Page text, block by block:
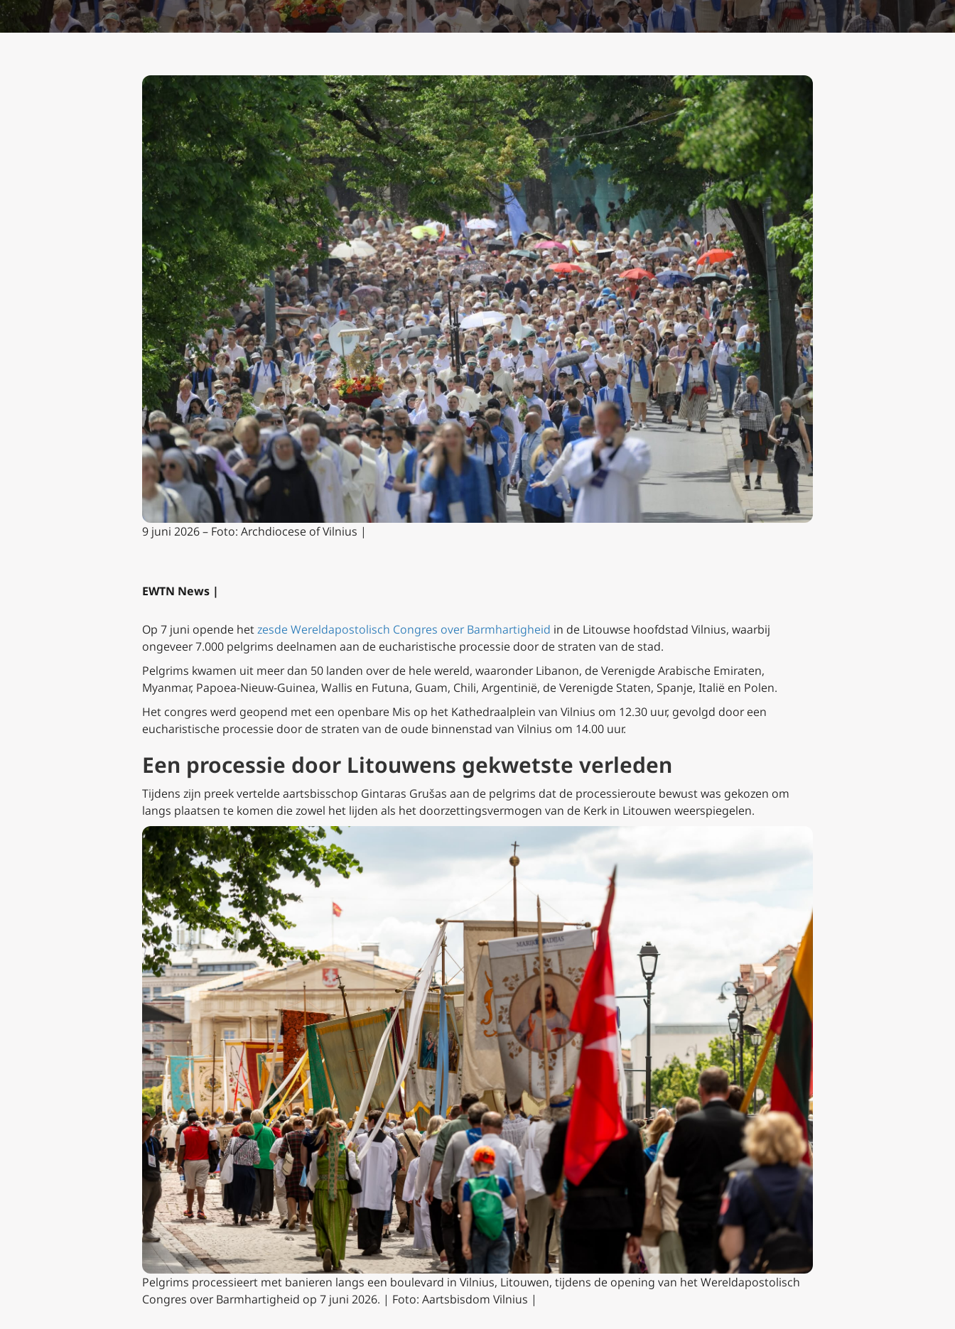
9 juni 2026 – Foto: Archdiocese of Vilnius |
EWTN News |
Op 7 juni opende hetzesde Wereldapostolisch Congres over Barmhartigheid in de Litouwse hoofdstad Vilnius, waarbij
ongeveer 7.000 pelgrims deelnamen aan de eucharistische processie door de straten van de stad.
Pelgrims kwamen uit meer dan 50 landen over de hele wereld, waaronder Libanon, de Verenigde Arabische Emiraten,
Myanmar, Papoea-Nieuw-Guinea, Wallis en Futuna, Guam, Chili, Argentinië, de Verenigde Staten, Spanje, Italië en Polen.
Het congres werd geopend met een openbare Mis op het Kathedraalplein van Vilnius om 12.30 uur, gevolgd door een
eucharistische processie door de straten van de oude binnenstad van Vilnius om 14.00 uur.
Een processie door Litouwens gekwetste verleden
Tijdens zijn preek vertelde aartsbisschop Gintaras Grušas aan de pelgrims dat de processieroute bewust was gekozen om
langs plaatsen te komen die zowel het lijden als het doorzettingsvermogen van de Kerk in Litouwen weerspiegelen.
Pelgrims processieert met banieren langs een boulevard in Vilnius, Litouwen, tijdens de opening van het Wereldapostolisch
Congres over Barmhartigheid op 7 juni 2026. | Foto: Aartsbisdom Vilnius |